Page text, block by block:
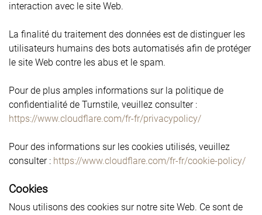
interaction avec le site Web.
La finalité du traitement des données est de distinguer les
utilisateurs humains des bots automatisés afin de protéger
le site Web contre les abus et le spam.
Pour de plus amples informations sur la politique de
confidentialité de Turnstile, veuillez consulter :
https://www.cloudflare.com/fr-fr/privacypolicy/
Pour des informations sur les cookies utilisés, veuillez
consulter : https://www.cloudflare.com/fr-fr/cookie-policy/
Cookies
Nous utilisons des cookies sur notre site Web. Ce sont de